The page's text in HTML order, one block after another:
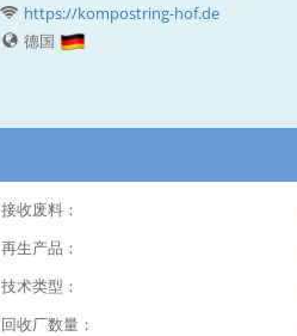
https://kompostring-hof.de
德国
接收废料：
再生产品：
技术类型：
回收厂数量：